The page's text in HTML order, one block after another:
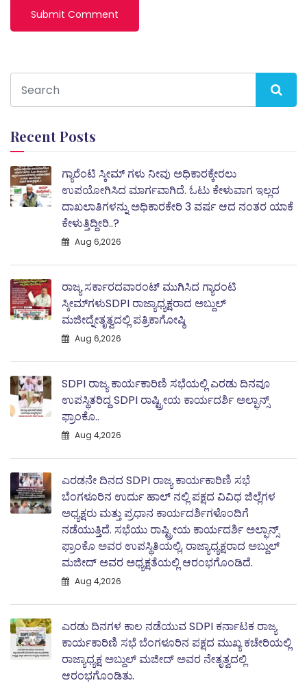
Recent Posts
ಗ್ಯಾರೆಂಟಿ ಸ್ಕೀಮ್ ಗಳು ನೀವು ಅಧಿಕಾರಕ್ಕೇರಲು
ಉಪಯೋಗಿಸಿದ ಮಾರ್ಗವಾಗಿದೆ. ಓಟು ಕೇಳುವಾಗ ಇಲ್ಲದ
ದಾಖಲಾತಿಗಳನ್ನು ಅಧಿಕಾರಕೇರಿ 3 ವರ್ಷ ಆದ ನಂತರ ಯಾಕೆ
ಕೇಳುತ್ತಿದ್ದೀರಿ..?
Aug 6,2026
ರಾಜ್ಯ ಸರ್ಕಾರದವಾರಂಟ್ ಮುಗಿಸಿದ ಗ್ಯಾರಂಟಿ
ಸ್ಕೀಮ್‌ಗಳುSDPI ರಾಜ್ಯಾಧ್ಯಕ್ಷರಾದ ಅಬ್ದುಲ್
ಮಜೀದ್ನೇತೃತ್ವದಲ್ಲಿ ಪತ್ರಿಕಾಗೋಷ್ಠಿ
Aug 6,2026
SDPI ರಾಜ್ಯ ಕಾರ್ಯಕಾರಿಣಿ ಸಭೆಯಲ್ಲಿ ಎರಡು ದಿನವೂ
ಉಪಸ್ಥಿತರಿದ್ದ SDPI ರಾಷ್ಟ್ರೀಯ ಕಾರ್ಯದರ್ಶಿ ಅಲ್ಫಾನ್ಸ್
ಫ್ರಾಂಕೊ..
Aug 4,2026
ಎರಡನೇ ದಿನದ SDPI ರಾಜ್ಯ ಕಾರ್ಯಕಾರಿಣಿ ಸಭೆ
ಬೆಂಗಳೂರಿನ ಉರ್ದು ಹಾಲ್ ನಲ್ಲಿ ಪಕ್ಷದ ವಿವಿಧ ಜಿಲ್ಲೆಗಳ
ಅಧ್ಯಕ್ಷರು ಮತ್ತು ಪ್ರಧಾನ ಕಾರ್ಯದರ್ಶಿಗಳೊಂದಿಗೆ
ನಡೆಯುತ್ತಿದೆ. ಸಭೆಯು ರಾಷ್ಟ್ರೀಯ ಕಾರ್ಯದರ್ಶಿ ಅಲ್ಫಾನ್ಸ್
ಫ್ರಾಂಕೊ ಅವರ ಉಪಸ್ಥಿತಿಯಲ್ಲಿ, ರಾಜ್ಯಾಧ್ಯಕ್ಷರಾದ ಅಬ್ದುಲ್‌
ಮಜೀದ್‌ ಅವರ ಅಧ್ಯಕ್ಷತೆಯಲ್ಲಿ ಆರಂಭಗೊಂಡಿದೆ.
Aug 4,2026
ಎರಡು ದಿನಗಳ ಕಾಲ ನಡೆಯುವ SDPI ಕರ್ನಾಟಕ ರಾಜ್ಯ
ಕಾರ್ಯಕಾರಿಣಿ ಸಭೆ ಬೆಂಗಳೂರಿನ ಪಕ್ಷದ ಮುಖ್ಯ ಕಚೇರಿಯಲ್ಲಿ
ರಾಜ್ಯಾಧ್ಯಕ್ಷ ಅಬ್ದುಲ್‌ ಮಜೀದ್ ಅವರ ನೇತೃತ್ವದಲ್ಲಿ
ಆರಂಭಗೊಂಡಿತು.